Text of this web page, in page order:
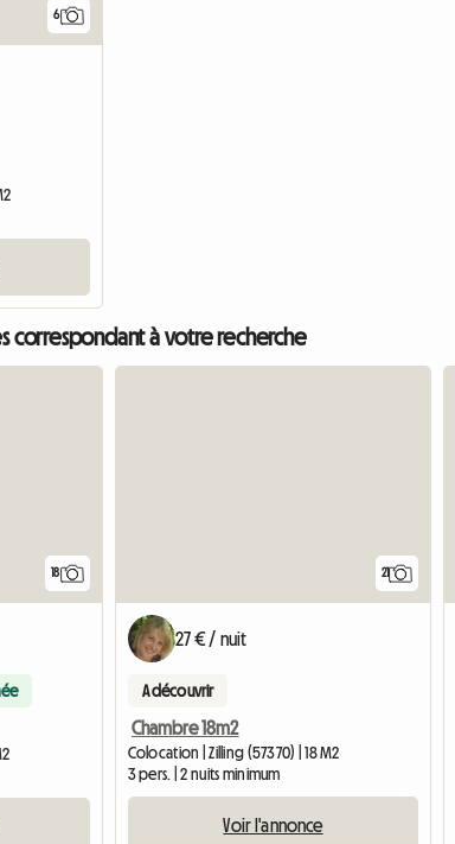
6
correspondant à votre recherche
18 21
27 € / nuit
A découvrir
Chambre 18m2
Colocation | Zilling (57370) | 18 M2
3 pers. | 2 nuits minimum
Voir l'annonce